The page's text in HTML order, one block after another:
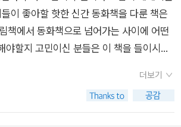
금 자발적으로 책을 펴게 하는지, 어떤 방식
읽어내도록 아이들을 돕는지, 그 흔한 상벌
제도 내지 않으면서 아이들이 또 다른 책을
형성하고 몇줄 써야되냐 이거 쓰면 뭐줄거냐
읽은 책을 기록하게 하는지에 대한 것들이니
운 책에 대한 소개도 물론 흥미롭고 장바
이 좋아할 핫한 신간 동화책을 다룬 책은
책에서 동화책으로 넘어가는 사이에 어떤
야할지 고민이신 분들은 이 책을 들이시어
데도 도움이 될 책입니다 😄책읽기장 쓰는
내용이 있는 미니북도 완소에요🤩🤩어떤
이시라면현직 초등교사가 학생들과 함께
더보기